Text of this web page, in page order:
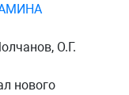
О.Г.
нового